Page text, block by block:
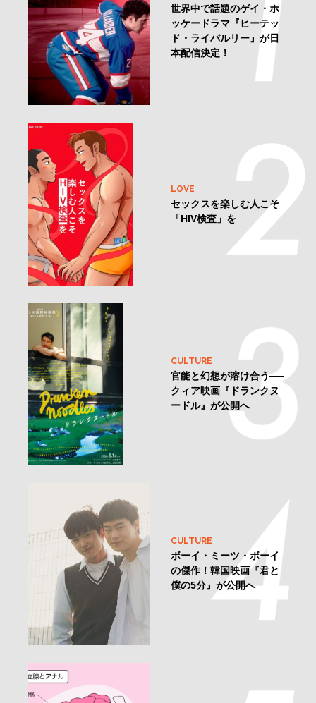
世界中で話題のゲイ・ホ
ッケードラマ『ヒーテッ
ド・ライバルリー』が日
本配信決定！
LOVE
セックスを楽しむ人こそ
「HIV検査」を
CULTURE
官能と幻想が溶け合う──
クィア映画『ドランクヌ
ードル』が公開へ
CULTURE
ボーイ・ミーツ・ボーイ
の傑作！韓国映画『君と
僕の5分』が公開へ